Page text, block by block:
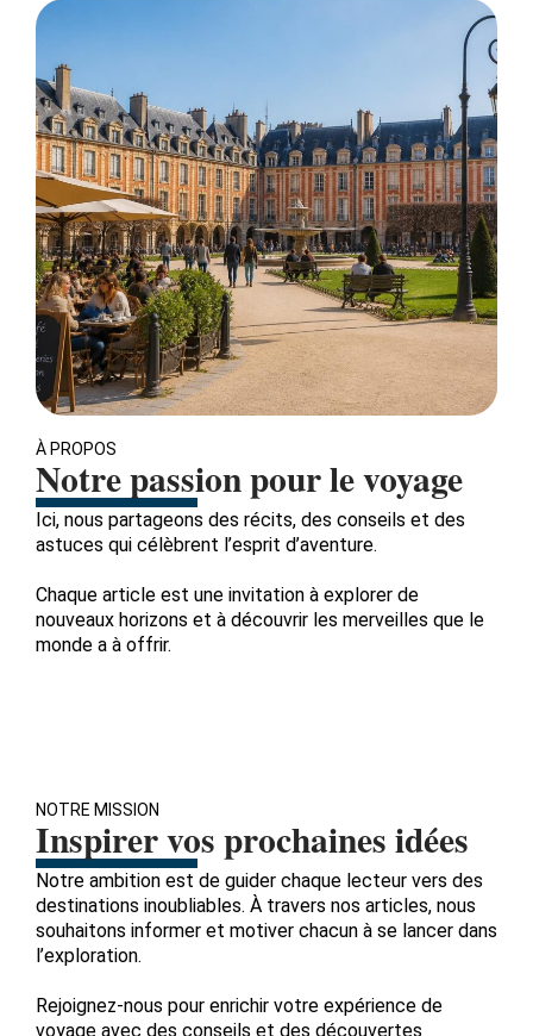
À PROPOS
Notre passion pour le voyage
Ici, nous partageons des récits, des conseils et des
astuces qui célèbrent l’esprit d’aventure.
Chaque article est une invitation à explorer de
nouveaux horizons et à découvrir les merveilles que le
monde a à offrir.
NOTRE MISSION
Inspirer vos prochaines idées
Notre ambition est de guider chaque lecteur vers des
destinations inoubliables. À travers nos articles, nous
souhaitons informer et motiver chacun à se lancer dans
l’exploration.
Rejoignez-nous pour enrichir votre expérience de
voyage avec des conseils et des découvertes